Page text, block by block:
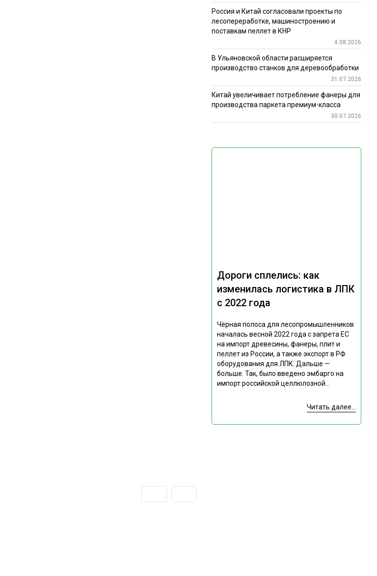
Дороги сплелись: как
изменилась логистика в ЛПК
с 2022 года
Чёрная полоса для лесопромышленников
началась весной 2022 года с запрета ЕС
на импорт древесины, фанеры, плит и
пеллет из России, а также экспорт в РФ
оборудования для ЛПК. Дальше —
больше. Так, было введено эмбарго на
импорт российской целлюлозной...
Читать далее...
Россия и Китай согласовали проекты по
лесопереработке, машиностроению и
поставкам пеллет в КНР
4.08.2026
В Ульяновской области расширяется
производство станков для деревообработки
31.07.2026
Китай увеличивает потребление фанеры для
производства паркета премиум-класса
30.07.2026